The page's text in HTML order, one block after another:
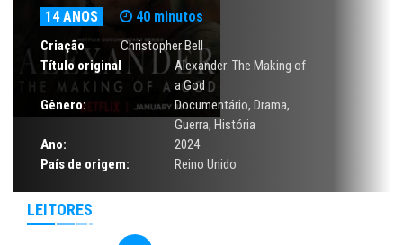
14 ANOS 40 minutos
Criação
Christopher Bell
Título original
Alexander: The Making of
a God
Gênero:
Documentário, Drama,
Guerra, História
Ano:
2024
País de origem:
Reino Unido
LEITORES